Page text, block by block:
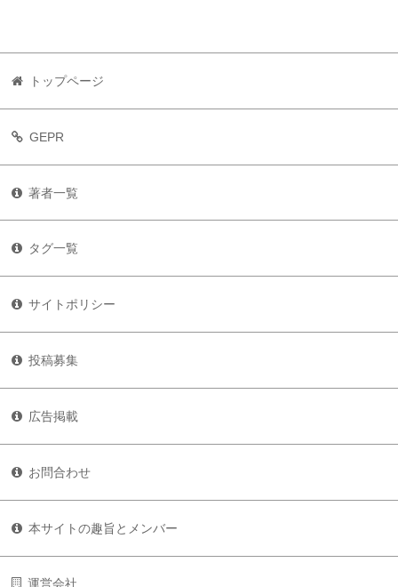
トップページ
GEPR
著者一覧
タグ一覧
サイトポリシー
投稿募集
広告掲載
お問合わせ
本サイトの趣旨とメンバー
運営会社